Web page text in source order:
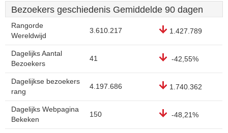
Bezoekers geschiedenis Gemiddelde 90 dagen
Rangorde
Wereldwijd
3.610.217 1.427.789
Dagelijks Aantal
Bezoekers
41 -42,55%
Dagelijkse bezoekers
rang
4.197.686 1.740.362
Dagelijks Webpagina
Bekeken
150 -48,21%